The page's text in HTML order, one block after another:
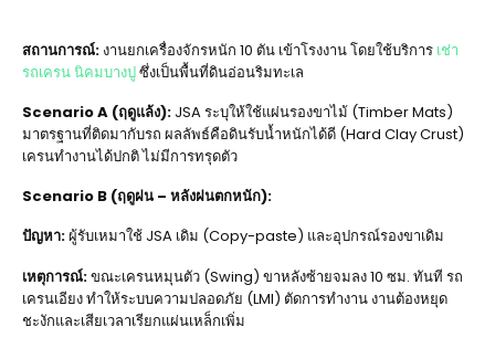
สถานการณ์: งานยกเครื่องจักรหนัก 10 ตัน เข้าโรงงาน โดยใช้บริการ เช่า
รถเครน นิคมบางปูซึ่งเป็นพื้นที่ดินอ่อนริมทะเล
Scenario A (ฤดูแล้ง): JSA ระบุให้ใช้แผ่นรองขาไม้ (Timber Mats)
มาตรฐานที่ติดมากับรถ ผลลัพธ์คือดินรับน้ำหนักได้ดี (Hard Clay Crust)
เครนทำงานได้ปกติ ไม่มีการทรุดตัว
Scenario B (ฤดูฝน – หลังฝนตกหนัก):
ปัญหา:ผู้รับเหมาใช้ JSA เดิม (Copy-paste) และอุปกรณ์รองขาเดิม
เหตุการณ์:ขณะเครนหมุนตัว (Swing) ขาหลังซ้ายจมลง 10 ซม. ทันที รถ
เครนเอียง ทำให้ระบบความปลอดภัย (LMI) ตัดการทำงาน งานต้องหยุด
ชะงักและเสียเวลาเรียกแผ่นเหล็กเพิ่ม